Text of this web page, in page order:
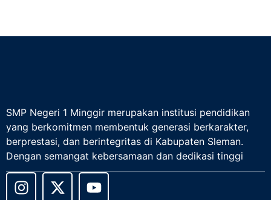
SMP Negeri 1 Minggir merupakan institusi pendidikan
yang berkomitmen membentuk generasi berkarakter,
berprestasi, dan berintegritas di Kabupaten Sleman.
Dengan semangat kebersamaan dan dedikasi tinggi